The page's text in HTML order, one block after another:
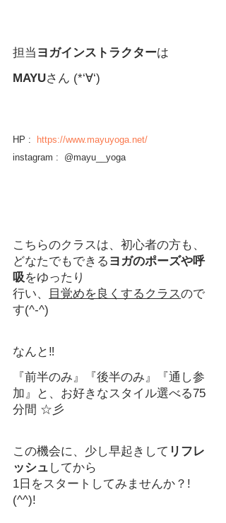
担当 ヨガインストラクターは
MAYUさん (*‘∀‘)
HP : https://www.mayuyoga.net/
instagram :  @mayu__yoga
こちらのクラスは、初心者の方も、
どなたでもできる ヨガのポーズや呼
吸をゆったり
行い、
目覚めを良くするクラスので
す(^-^)
なんと‼
『前半のみ』『後半のみ』『通し参
加』と、お好きなスタイル選べる75
分間 ☆彡
この機会に、少し早起きして リフレ
ッシュ してから
1日をスタートしてみませんか？!
(^^)!